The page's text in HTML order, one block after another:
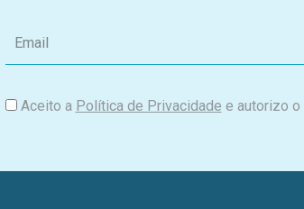
m
i
Aceito a Política de Privacidade e autorizo